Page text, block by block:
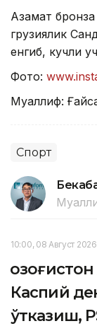
Азамат
грузиялик
енгиб, кучли
Фото:
Муаллиф:
Спорт
10:00, 08 Август 2026
Каспий
ўтказиш,